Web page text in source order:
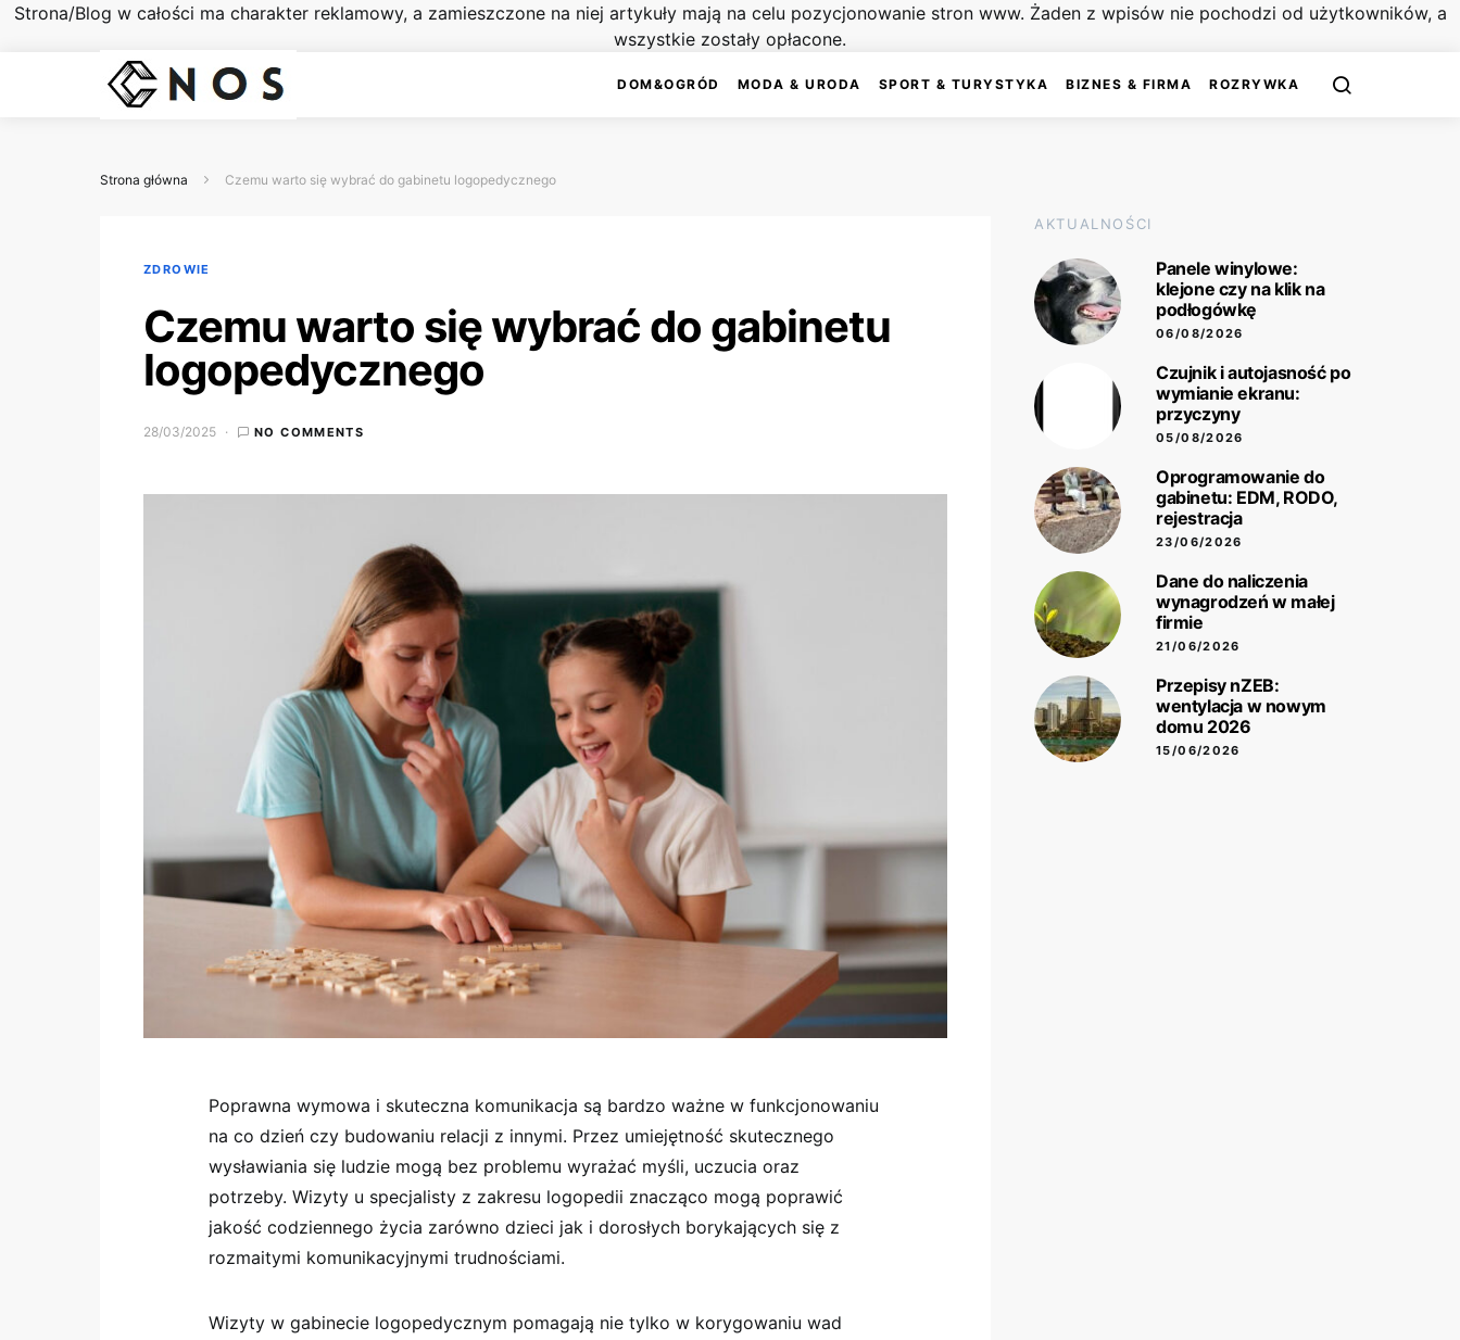
Strona/Blog w całości ma charakter reklamowy, a zamieszczone na niej artykuły mają na celu pozycjonowanie stron www. Żaden z wpisów nie pochodzi od użytkowników, a
wszystkie zostały opłacone.
DOM&OGRÓD MODA & URODA SPORT & TURYSTYKA BIZNES & FIRMA ROZRYWKA
Strona główna Czemu warto się wybrać do gabinetu logopedycznego
ZDROWIE
Czemu warto się wybrać do gabinetu
logopedycznego
28/03/2025 NO COMMENTS
Poprawna wymowa i skuteczna komunikacja są bardzo ważne w funkcjonowaniu
na co dzień czy budowaniu relacji z innymi. Przez umiejętność skutecznego
wysławiania się ludzie mogą bez problemu wyrażać myśli, uczucia oraz
potrzeby. Wizyty u specjalisty z zakresu logopedii znacząco mogą poprawić
jakość codziennego życia zarówno dzieci jak i dorosłych borykających się z
rozmaitymi komunikacyjnymi trudnościami.
Wizyty w gabinecie logopedycznym pomagają nie tylko w korygowaniu wad
AKTUALNOŚCI
Panele winylowe:
klejone czy na klik na
podłogówkę
06/08/2026
Czujnik i autojasność po
wymianie ekranu:
przyczyny
05/08/2026
Oprogramowanie do
gabinetu: EDM, RODO,
rejestracja
23/06/2026
Dane do naliczenia
wynagrodzeń w małej
firmie
21/06/2026
Przepisy nZEB:
wentylacja w nowym
domu 2026
15/06/2026